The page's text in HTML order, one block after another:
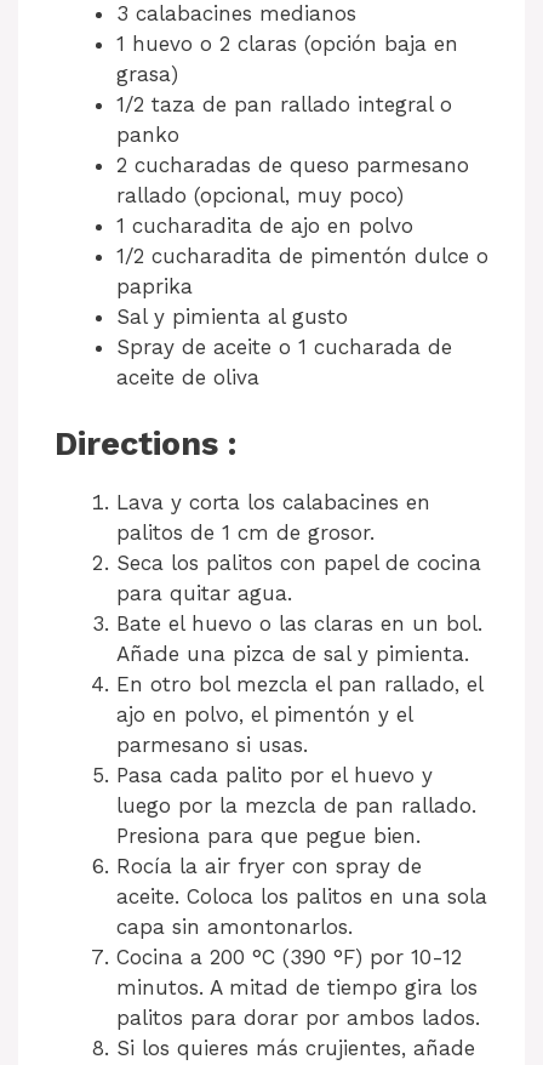
3 calabacines medianos
1 huevo o 2 claras (opción baja en
grasa)
1/2 taza de pan rallado integral o
panko
2 cucharadas de queso parmesano
rallado (opcional, muy poco)
1 cucharadita de ajo en polvo
1/2 cucharadita de pimentón dulce o
paprika
Sal y pimienta al gusto
Spray de aceite o 1 cucharada de
aceite de oliva
Directions :
Lava y corta los calabacines en
palitos de 1 cm de grosor.
Seca los palitos con papel de cocina
para quitar agua.
Bate el huevo o las claras en un bol.
Añade una pizca de sal y pimienta.
En otro bol mezcla el pan rallado, el
ajo en polvo, el pimentón y el
parmesano si usas.
Pasa cada palito por el huevo y
luego por la mezcla de pan rallado.
Presiona para que pegue bien.
Rocía la air fryer con spray de
aceite. Coloca los palitos en una sola
capa sin amontonarlos.
Cocina a 200 °C (390 °F) por 10-12
minutos. A mitad de tiempo gira los
palitos para dorar por ambos lados.
Si los quieres más crujientes, añade